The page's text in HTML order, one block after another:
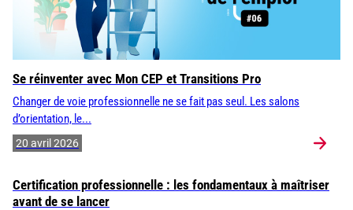
Se réinventer avec Mon CEP et Transitions Pro
Changer de voie professionnelle ne se fait pas seul. Les salons
d’orientation, le...
20 avril 2026
Certification professionnelle : les fondamentaux à maîtriser
avant de se lancer